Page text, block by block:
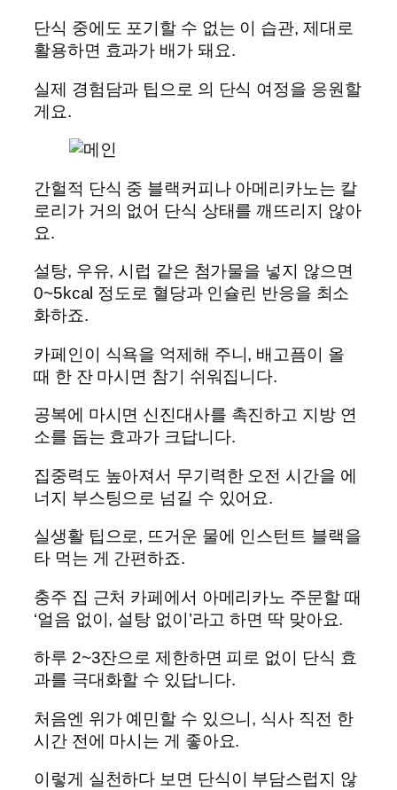
단식 중에도 포기할 수 없는 이 습관, 제대로
활용하면 효과가 배가 돼요.
실제 경험담과 팁으로 의 단식 여정을 응원할
게요.
간헐적 단식 중 블랙커피나 아메리카노는 칼
로리가 거의 없어 단식 상태를 깨뜨리지 않아
요.
설탕, 우유, 시럽 같은 첨가물을 넣지 않으면
0~5kcal 정도로 혈당과 인슐린 반응을 최소
화하죠.
카페인이 식욕을 억제해 주니, 배고픔이 올
때 한 잔 마시면 참기 쉬워집니다.
공복에 마시면 신진대사를 촉진하고 지방 연
소를 돕는 효과가 크답니다.
집중력도 높아져서 무기력한 오전 시간을 에
너지 부스팅으로 넘길 수 있어요.
실생활 팁으로, 뜨거운 물에 인스턴트 블랙을
타 먹는 게 간편하죠.
충주 집 근처 카페에서 아메리카노 주문할 때
‘얼음 없이, 설탕 없이’라고 하면 딱 맞아요.
하루 2~3잔으로 제한하면 피로 없이 단식 효
과를 극대화할 수 있답니다.
처음엔 위가 예민할 수 있으니, 식사 직전 한
시간 전에 마시는 게 좋아요.
이렇게 실천하다 보면 단식이 부담스럽지 않